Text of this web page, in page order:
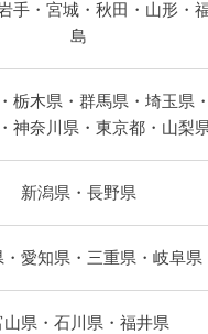
手・宮城・秋田・山形・
島
栃木県・群馬県・埼玉県・
神奈川県・東京都・山梨
新潟県・長野県
・愛知県・三重県・岐阜県
山県・石川県・福井県